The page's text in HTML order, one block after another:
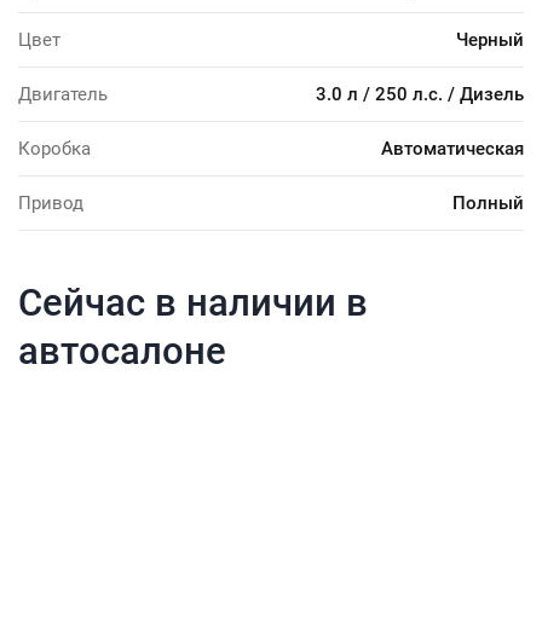
Цвет Черный
Двигатель 3.0 л / 250 л.с. / Дизель
Коробка Автоматическая
Привод Полный
Сейчас в наличии в
автосалоне